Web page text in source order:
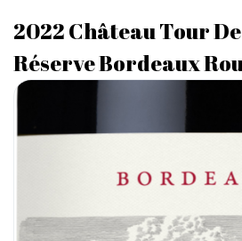
2022 Château Tour
Réserve Bordeaux